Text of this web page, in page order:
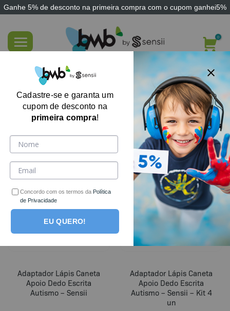
Ganhe 5% de desconto na primeira compra com o cupom ganhei5%
content
FILTRE AQUI
Adaptador Lápis Caneta
Apoio Dedo Escrita
Autismo – Sensii
-17%
Adaptador Lápis Caneta
Apoio Dedo Escrita
Autismo – Sensii – Kit 4
un
Cadastre-se e garanta um
cupom de desconto na
primeira compra!
Concordo com os termos da Política
de Privacidade
EU QUERO!